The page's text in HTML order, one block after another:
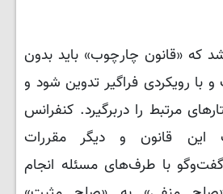
شد که «قانون چارچوب» باید بدون
رویکردی فراگیر تدوین شود و
مرتبط را دربرگیرد. کنفرانس
این قانون و دیگر مقررات
گفت‌وگو با طرف‌های مسئله انجام